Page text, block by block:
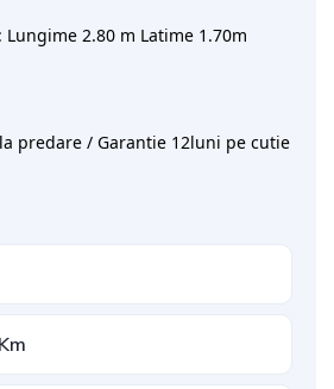
2.80 m Latime 1.70m
predare / Garantie 12luni pe cutie